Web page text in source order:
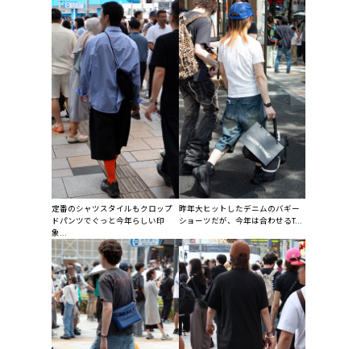
定番のシャツスタイルもクロップ
ドパンツでぐっと今年らしい印
象...
昨年大ヒットしたデニムのバギー
ショーツだが、今年は合わせるT...